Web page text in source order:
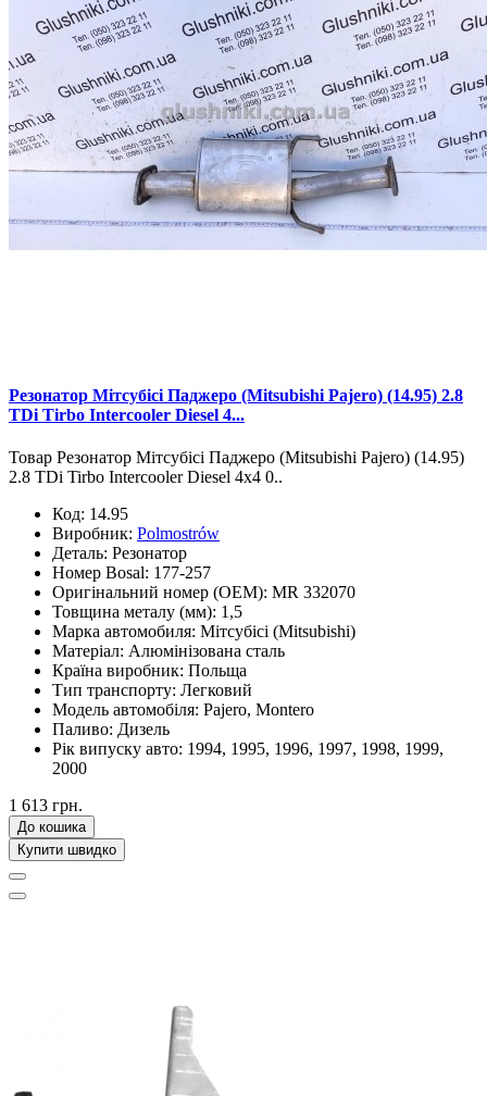
Резонатор Мітсубісі Паджеро (Mitsubishi Pajero) (14.95) 2.8
TDi Tirbo Intercooler Diesel 4...
Товар Резонатор Мітсубісі Паджеро (Mitsubishi Pajero) (14.95)
2.8 TDi Tirbo Intercooler Diesel 4x4 0..
Код: 14.95
Виробник: Polmostrów
Деталь: Резонатор
Номер Bosal: 177-257
Оригінальний номер (OEM): MR 332070
Товщина металу (мм): 1,5
Марка автомобиля: Мітсубісі (Mitsubishi)
Матеріал: Алюмінізована сталь
Країна виробник: Польща
Тип транспорту: Легковий
Модель автомобіля: Pajero, Montero
Паливо: Дизель
Рік випуску авто: 1994, 1995, 1996, 1997, 1998, 1999,
2000
1 613 грн.
До кошика
Купити швидко